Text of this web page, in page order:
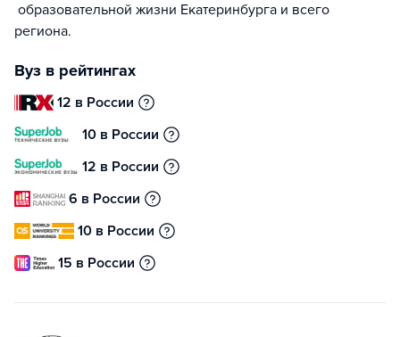
образовательной жизни Екатеринбурга и всего
региона.
Вуз в рейтингах
12 в России
10 в России
12 в России
6 в России
10 в России
15 в России